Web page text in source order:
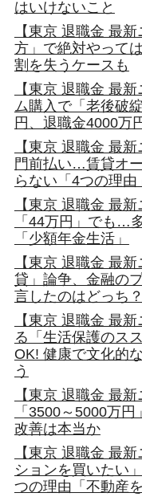
はいけないこと
【東京 退職金 最
方」で絶対やって
割を失うケースも
【東京 退職金 最
ム購入で「老後破
円、退職金4000万
【東京 退職金 最
門前払い…賃貸オ
らない「4つの理
【東京 退職金 最
「44万円」でも…
「少額年金生活」
【東京 退職金 最
貸」論争、金融の
言したのはどっち？
【東京 退職金 最
る「生活保護のス
OK! 健康で文化的
う
【東京 退職金 最
「3500～5000万
改善は本当か
【東京 退職金 最
ションを買いたい
つの理由「不動産